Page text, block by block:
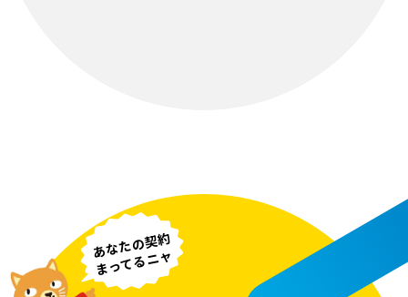
あなたの契約
まってるニャ